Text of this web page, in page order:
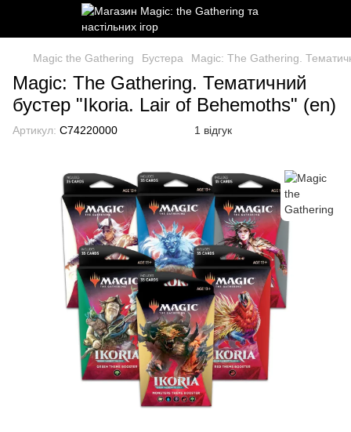
Magic the Gathering Бустера Magic: The Gathering.
Magic: The Gathering. Тематичний
бустер "Ikoria. Lair of Behemoths" (en)
Артикул: C74220000 1 відгук